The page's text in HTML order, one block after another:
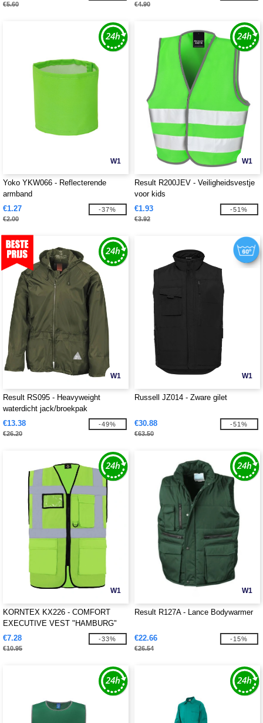
€5.60 €4.90
W1
Yoko YKW066 - Reflecterende
armband
€1.27
€2.00
-37%
W1
Result R200JEV - Veiligheidsvestje
voor kids
€1.93
€3.92
-51%
W1
Result RS095 - Heavyweight
waterdicht jack/broekpak
€13.38
€26.20
-49%
W1
Russell JZ014 - Zware gilet
€30.88
€63.50
-51%
W1
KORNTEX KX226 - COMFORT
EXECUTIVE VEST "HAMBURG"
€7.28
€10.95
-33%
W1
Result R127A - Lance Bodywarmer
€22.66
€26.54
-15%